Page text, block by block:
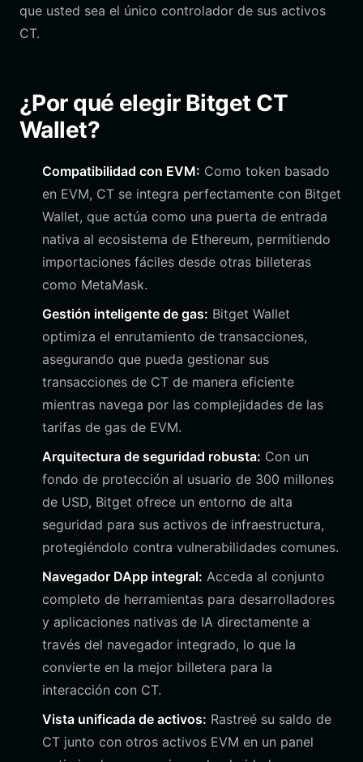
que usted sea el único controlador de sus activos
CT.
¿Por qué elegir Bitget CT
Wallet?
Compatibilidad con EVM: Como token basado
en EVM, CT se integra perfectamente con Bitget
Wallet, que actúa como una puerta de entrada
nativa al ecosistema de Ethereum, permitiendo
importaciones fáciles desde otras billeteras
como MetaMask.
Gestión inteligente de gas: Bitget Wallet
optimiza el enrutamiento de transacciones,
asegurando que pueda gestionar sus
transacciones de CT de manera eficiente
mientras navega por las complejidades de las
tarifas de gas de EVM.
Arquitectura de seguridad robusta: Con un
fondo de protección al usuario de 300 millones
de USD, Bitget ofrece un entorno de alta
seguridad para sus activos de infraestructura,
protegiéndolo contra vulnerabilidades comunes.
Navegador DApp integral: Acceda al conjunto
completo de herramientas para desarrolladores
y aplicaciones nativas de IA directamente a
través del navegador integrado, lo que la
convierte en la mejor billetera para la
interacción con CT.
Vista unificada de activos: Rastreé su saldo de
CT junto con otros activos EVM en un panel